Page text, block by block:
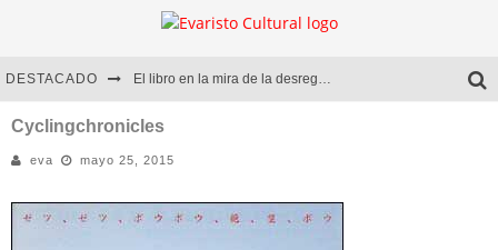
DESTACADO El libro en la mira de la desregulación
Marcelo Rubio | El llovedor
Diego Meret | Hotel Acapulco
Alejandra Correa | La nieve
Cyclingchronicles
eva mayo 25, 2015